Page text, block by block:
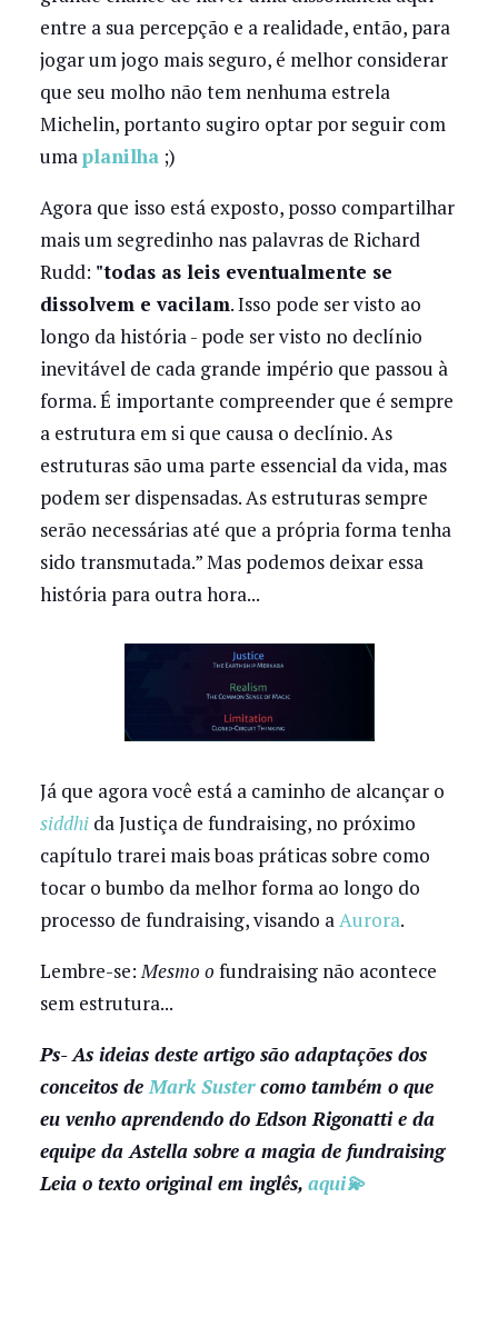
entre a sua percepção e a realidade, então, para
jogar um jogo mais seguro, é melhor considerar
que seu molho não tem nenhuma estrela
Michelin, portanto sugiro optar por seguir com
umaplanilha;)
Agora que isso está exposto, posso compartilhar
mais um segredinho nas palavras de Richard
Rudd: "todas as leis eventualmente se
dissolvem e vacilam. Isso pode ser visto ao
longo da história - pode ser visto no declínio
inevitável de cada grande império que passou à
forma. É importante compreender que é sempre
a estrutura em si que causa o declínio. As
estruturas são uma parte essencial da vida, mas
podem ser dispensadas. As estruturas sempre
serão necessárias até que a própria forma tenha
sido transmutada.” Mas podemos deixar essa
história para outra hora...
Já que agora você está a caminho de alcançar o
siddhida Justiça de fundraising, no próximo
capítulo trarei mais boas práticas sobre como
tocar o bumbo da melhor forma ao longo do
processo de fundraising, visando aAurora.
Lembre-se:Mesmo o fundraising não acontece
sem estrutura...
Ps- As ideias deste artigo são adaptações dos
conceitos deMark Sustercomo também o que
eu venho aprendendo do Edson Rigonatti e da
equipe da Astella sobre a magia de fundraising
Leia o texto original em inglês, aqui💫